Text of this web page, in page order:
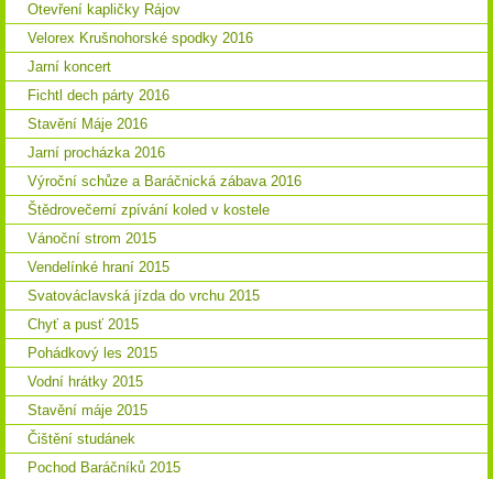
Otevření kapličky Rájov
Velorex Krušnohorské spodky 2016
Jarní koncert
Fichtl dech párty 2016
Stavění Máje 2016
Jarní procházka 2016
Výroční schůze a Baráčnická zábava 2016
Štědrovečerní zpívání koled v kostele
Vánoční strom 2015
Vendelínké hraní 2015
Svatováclavská jízda do vrchu 2015
Chyť a pusť 2015
Pohádkový les 2015
Vodní hrátky 2015
Stavění máje 2015
Čištění studánek
Pochod Baráčníků 2015